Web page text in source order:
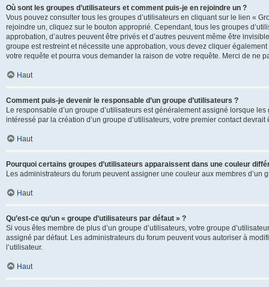
Où sont les groupes d’utilisateurs et comment puis-je en rejoindre un ?
Vous pouvez consulter tous les groupes d’utilisateurs en cliquant sur le lien «
rejoindre un, cliquez sur le bouton approprié. Cependant, tous les groupes
approbation, d’autres peuvent être privés et d’autres peuvent même être
groupe est restreint et nécessite une approbation, vous devez cliquer
votre requête et pourra vous demander la raison de votre requête. Merci de ne
Haut
Comment puis-je devenir le responsable d’un groupe d’utilisateurs ?
Le responsable d’un groupe d’utilisateurs est généralement assigné lorsque
intéressé par la création d’un groupe d’utilisateurs, votre premier contact
Haut
Pourquoi certains groupes d’utilisateurs apparaissent dans une couleur
Les administrateurs du forum peuvent assigner une couleur aux membres d’un
Haut
Qu’est-ce qu’un « groupe d’utilisateurs par défaut » ?
Si vous êtes membre de plus d’un groupe d’utilisateurs, votre groupe
assigné par défaut. Les administrateurs du forum peuvent vous autoriser à
l’utilisateur.
Haut